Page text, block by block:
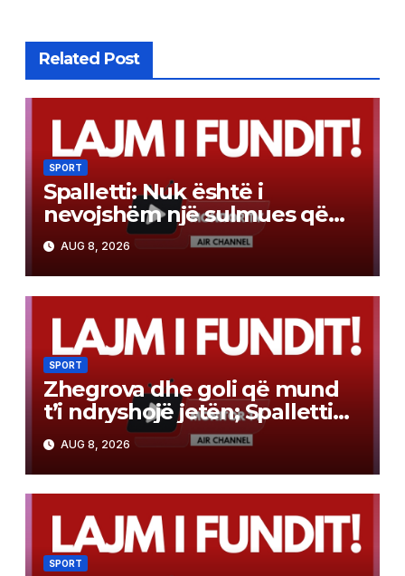
Related Post
SPORT
Spalletti: Nuk është i
nevojshëm një sulmues që
shënon 20 gola. “Europa
League”, më impenjative se
Champions-i
AUG 8, 2026
SPORT
Zhegrova dhe goli që mund
t’i ndryshojë jetën; Spalletti
është dashuruar me…
“zeppetta”
AUG 8, 2026
SPORT